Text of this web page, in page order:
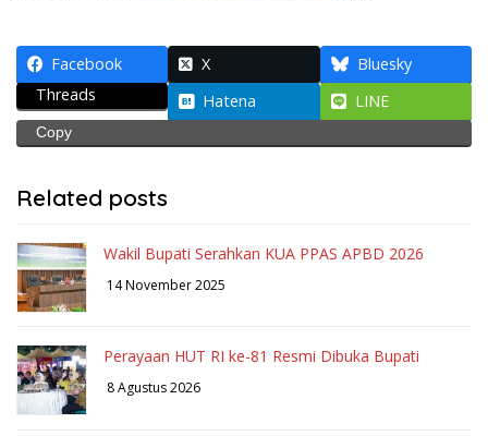
Facebook X
Bluesky
Threads
Hatena LINE
Copy
Related posts
Wakil Bupati Serahkan KUA PPAS APBD 2026
14 November 2025
Perayaan HUT RI ke-81 Resmi Dibuka Bupati
8 Agustus 2026